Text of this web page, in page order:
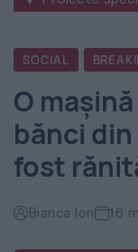
internaționale
România
-
Evenimentul
Zilei
SOCIAL
O
bănci din
fost
Bianca Ion 16